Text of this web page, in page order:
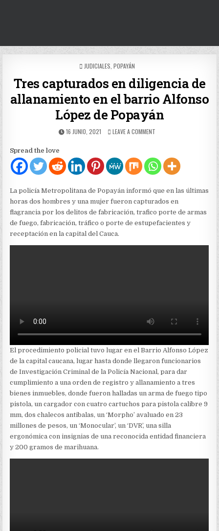
POSTED
JUDICIALES POPAYÁN
Tres capturados en diligencia de
allanamiento en el barrio Alfonso
López de Popayán
PUBLISHED
16 JUNIO, 2021 LEAVE A COMMENT
EN
DILIGENCIA
DE
EN
BARRIO
ALFONSO
LÓPEZ
Spread the love
La policía Metropolitana de Popayán informó que en las últimas
horas dos hombres y una mujer fueron capturados en
flagrancia por los delitos de fabricación, trafico porte de armas
de fuego, fabricación, tráfico o porte de estupefacientes y
receptación en la capital del Cauca.
El procedimiento policial tuvo lugar en el Barrio Alfonso López
de la capital caucana, lugar hasta donde llegaron funcionarios
de Investigación Criminal de la Policía Nacional, para dar
cumplimiento a una orden de registro y allanamiento a tres
bienes inmuebles, donde fueron halladas un arma de fuego tipo
pistola, un cargador con cuatro cartuchos para pistola calibre 9
mm, dos chalecos antibalas, un ‘Morpho’ avaluado en 23
millones de pesos, un ‘Monocular’, un ‘DVR’, una silla
ergonómica con insignias de una reconocida entidad financiera
y 200 gramos de marihuana.